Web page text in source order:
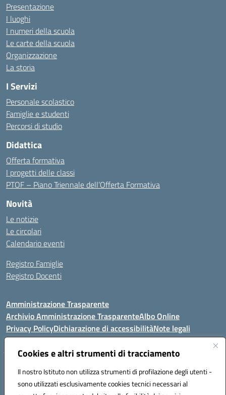
Cookies e altri strumenti di tracciamento
Il nostro Istituto non utilizza strumenti di profilazione degli utenti -
sono utilizzati esclusivamente cookies tecnici necessari al
Presentazione
I luoghi
I numeri della scuola
Le carte della scuola
Organizzazione
La storia
I Servizi
Personale scolastico
Famiglie e studenti
Percorsi di studio
Didattica
Offerta formativa
I progetti delle classi
PTOF – Piano Triennale dell’Offerta Formativa
Novità
Le notizie
Le circolari
Calendario eventi
Registro Famiglie
Registro Docenti
Amministrazione Trasparente
Archivio Amministrazione TrasparenteAlbo Online
Privacy PolicyDichiarazione di accessibilitàNote legali
Istituto Comprensivo Statale
Via Cupa Campanariello, 5 - 80059, Torre del Greco (NA)